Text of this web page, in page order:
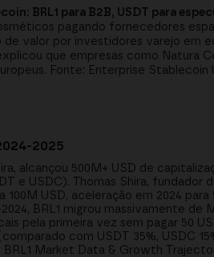
BRL1 para B2B, USDT para
pagando fornecedores
valor por investidores varejo em
que empresas como Natura
Fonte: Enterprise Stablecoin
2025
alcançou 500M+ USD de
e USDC). Thomas Shira, fundador
USD, aceleração em 2024 para
BRL1 migrou massivamente de
pela primeira vez sem pagar 50
com USDT 35%, USDC
Market Data & Growth